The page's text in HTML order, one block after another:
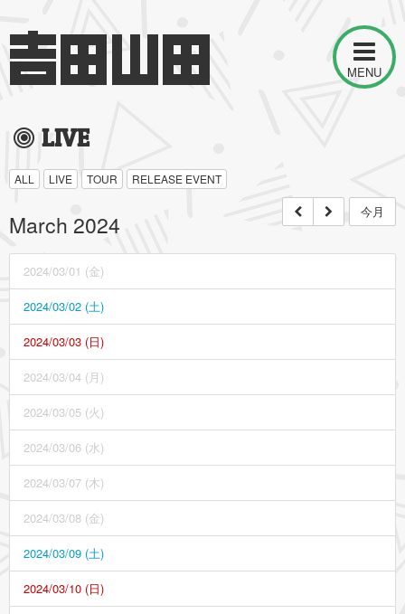
MENU
LIVE
ALL LIVE TOUR RELEASE EVENT
March 2024 今月
2024/03/01 (金)
2024/03/02 (土)
2024/03/03 (日)
2024/03/04 (月)
2024/03/05 (火)
2024/03/06 (水)
2024/03/07 (木)
2024/03/08 (金)
2024/03/09 (土)
2024/03/10 (日)